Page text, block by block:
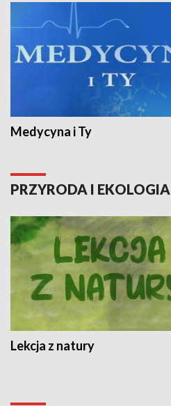
Medycyna i Ty
PRZYRODA I EKOLOGIA
Lekcja z natury